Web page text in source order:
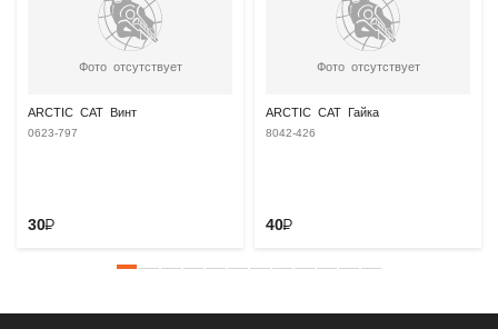
Фото отсутствует
ARCTIC CAT Винт
0623-797
30₽
Фото отсутствует
ARCTIC CAT Гайка
8042-426
40₽